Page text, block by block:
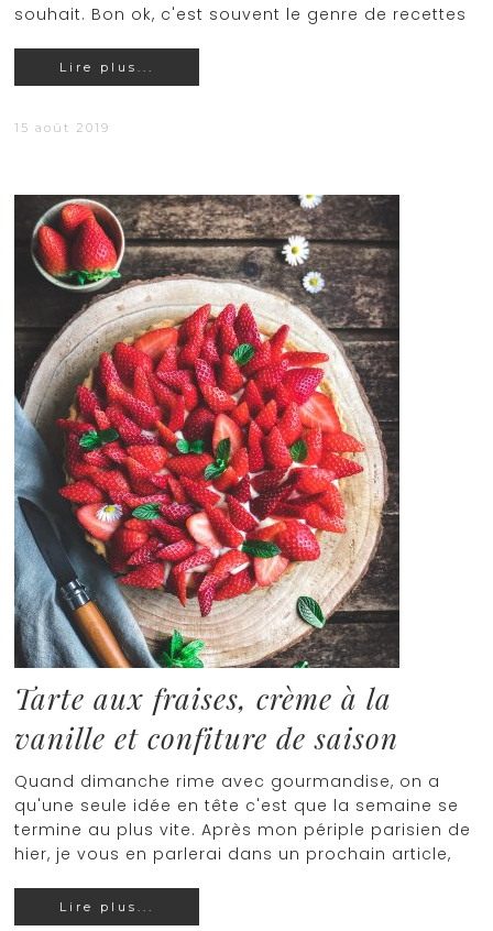
souhait. Bon ok, c'est souvent le genre de recettes
Lire plus...
15 août 2019
Tarte aux fraises, crème à la
vanille et confiture de saison
Quand dimanche rime avec gourmandise, on a
qu'une seule idée en tête c'est que la semaine se
termine au plus vite. Après mon périple parisien de
hier, je vous en parlerai dans un prochain article,
Lire plus...